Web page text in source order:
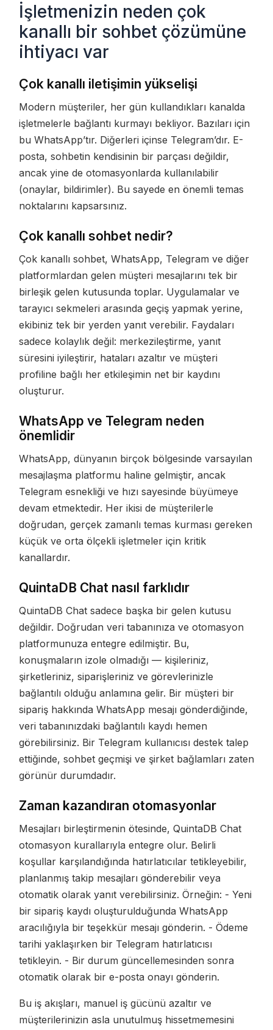
İşletmenizin neden çok
kanallı bir sohbet çözümüne
ihtiyacı var
Çok kanallı iletişimin yükselişi
Modern müşteriler, her gün kullandıkları kanalda
işletmelerle bağlantı kurmayı bekliyor. Bazıları için
bu WhatsApp’tır. Diğerleri içinse Telegram’dır. E-
posta, sohbetin kendisinin bir parçası değildir,
ancak yine de otomasyonlarda kullanılabilir
(onaylar, bildirimler). Bu sayede en önemli temas
noktalarını kapsarsınız.
Çok kanallı sohbet nedir?
Çok kanallı sohbet, WhatsApp, Telegram ve diğer
platformlardan gelen müşteri mesajlarını tek bir
birleşik gelen kutusunda toplar. Uygulamalar ve
tarayıcı sekmeleri arasında geçiş yapmak yerine,
ekibiniz tek bir yerden yanıt verebilir. Faydaları
sadece kolaylık değil: merkezileştirme, yanıt
süresini iyileştirir, hataları azaltır ve müşteri
profiline bağlı her etkileşimin net bir kaydını
oluşturur.
WhatsApp ve Telegram neden
önemlidir
WhatsApp, dünyanın birçok bölgesinde varsayılan
mesajlaşma platformu haline gelmiştir, ancak
Telegram esnekliği ve hızı sayesinde büyümeye
devam etmektedir. Her ikisi de müşterilerle
doğrudan, gerçek zamanlı temas kurması gereken
küçük ve orta ölçekli işletmeler için kritik
kanallardır.
QuintaDB Chat nasıl farklıdır
QuintaDB Chat sadece başka bir gelen kutusu
değildir. Doğrudan veri tabanınıza ve otomasyon
platformunuza entegre edilmiştir. Bu,
konuşmaların izole olmadığı — kişileriniz,
şirketleriniz, siparişleriniz ve görevlerinizle
bağlantılı olduğu anlamına gelir. Bir müşteri bir
sipariş hakkında WhatsApp mesajı gönderdiğinde,
veri tabanınızdaki bağlantılı kaydı hemen
görebilirsiniz. Bir Telegram kullanıcısı destek talep
ettiğinde, sohbet geçmişi ve şirket bağlamları zaten
görünür durumdadır.
Zaman kazandıran otomasyonlar
Mesajları birleştirmenin ötesinde, QuintaDB Chat
otomasyon kurallarıyla entegre olur. Belirli
koşullar karşılandığında hatırlatıcılar tetikleyebilir,
planlanmış takip mesajları gönderebilir veya
otomatik olarak yanıt verebilirsiniz. Örneğin: - Yeni
bir sipariş kaydı oluşturulduğunda WhatsApp
aracılığıyla bir teşekkür mesajı gönderin. - Ödeme
tarihi yaklaşırken bir Telegram hatırlatıcısı
tetikleyin. - Bir durum güncellemesinden sonra
otomatik olarak bir e-posta onayı gönderin.
Bu iş akışları, manuel iş gücünü azaltır ve
müşterilerinizin asla unutulmuş hissetmemesini